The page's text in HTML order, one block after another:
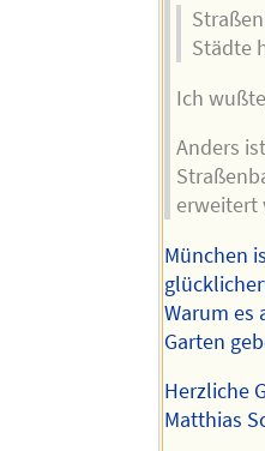
Städte
Ich
Anders
München
Warum es
Garten
Herzliche
Matthias